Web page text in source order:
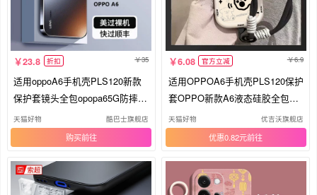
23.8 折扣 35
适用oppoA6手机壳PLS120新款
保护套镜头全包opopa65G防摔高
级感外壳男士oppa硅胶5G男女20
26的opa爆款OPPO软
天猫好物 酷巴士旗舰店
购买
6.08 官方立减 6.9
适用OPPOA6手机壳PLS120保护
套OPPO新款A6液态硅胶全包防
摔5G高级感OPPOPLS外壳OPA
0PP0OPPA65G男女黑猫白狗
天猫好物 优吉沃旗舰店
优惠0.82元